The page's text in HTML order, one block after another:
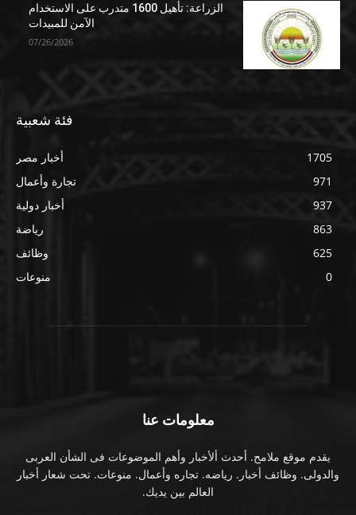
الزراعة: تأهيل 1600 متدرب على الاستخدام
الآمن للمبيدات
07/26/2026
فئة شعبية
أخبار مصر
1705
تجارة وأعمال
971
أخبار دولية
937
رياضة
863
وظائف
625
منوعات
0
معلومات عنا
يقدم موقع ملامح. أحدث ألأخبار وأهم الموضوعات فى الشأن العربى
والدولى. وظائف أخبار. رياضه. تجاره وأعمال. منوعات. تحت شعار أخبار
العالم بين يديك.